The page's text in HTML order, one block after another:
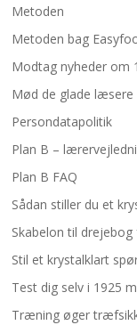
Metoden
Metoden bag
Modtag nyheder om
Mød de glade læsere
Persondatapolitik
Plan B –
Plan B FAQ
Sådan stiller du et
Skabelon til
Stil et krystalklart
Test dig selv i 1925
Træning øger